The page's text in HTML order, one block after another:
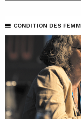
CONDITION DES